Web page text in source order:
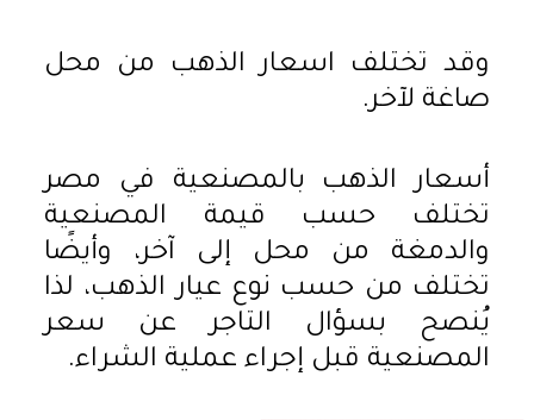
وقد تختلف اسعار الذهب من محل
صاغة لآخر.
أسعار الذهب بالمصنعية في مصر
تختلف حسب قيمة المصنعية
والدمغة من محل إلى آخر، وأيضًا
تختلف من حسب نوع عيار الذهب، لذا
يُنصح بسؤال التاجر عن سعر
المصنعية قبل إجراء عملية الشراء.